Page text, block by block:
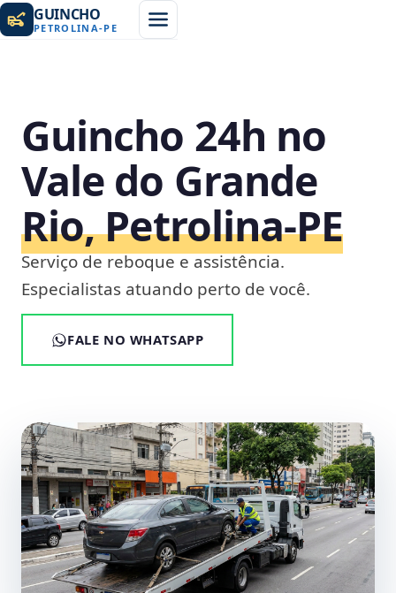
GUINCHO
PETROLINA-PE
Guincho 24h no
Vale do Grande
Rio, Petrolina‑PE
Serviço de reboque e assistência.
Especialistas atuando perto de você.
FALE NO WHATSAPP